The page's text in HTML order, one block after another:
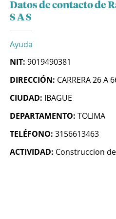
Datos de contacto de
S A S
Ayuda
NIT: 9019490381
DIRECCIÓN: CARRERA 26 A
CIUDAD: IBAGUE
DEPARTAMENTO: TOLIMA
TELÉFONO: 3156613463
ACTIVIDAD: Construccion